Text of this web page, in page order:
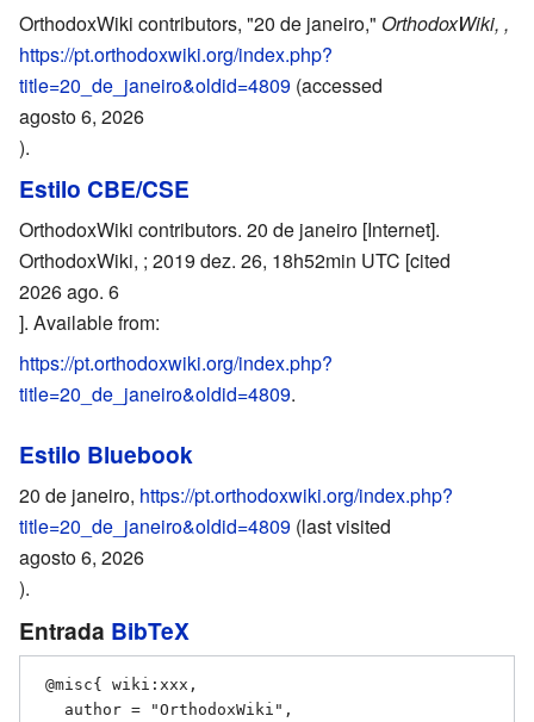
OrthodoxWiki contributors, "20 de janeiro," OrthodoxWiki, ,
https://pt.orthodoxwiki.org/index.php?
title=20_de_janeiro&oldid=4809 (accessed
agosto 6, 2026
).
Estilo CBE/CSE
OrthodoxWiki contributors. 20 de janeiro [Internet].
OrthodoxWiki, ; 2019 dez. 26, 18h52min UTC [cited
2026 ago. 6
]. Available from:
https://pt.orthodoxwiki.org/index.php?
title=20_de_janeiro&oldid=4809.
Estilo Bluebook
20 de janeiro, https://pt.orthodoxwiki.org/index.php?
title=20_de_janeiro&oldid=4809 (last visited
agosto 6, 2026
).
Entrada BibTeX